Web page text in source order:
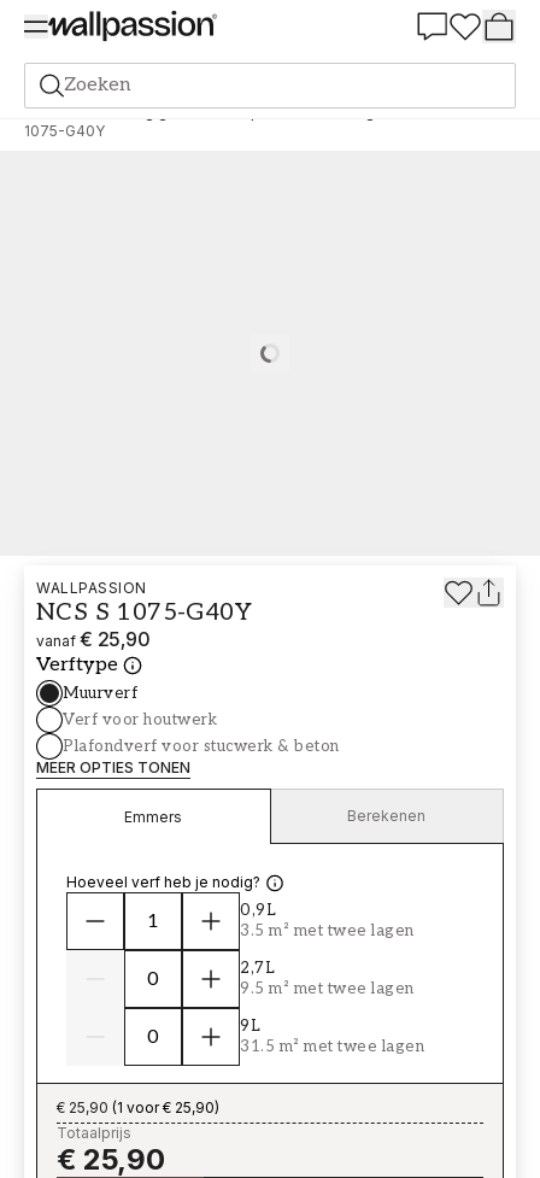
Zoeken
Verf Bestelling gebaseerd op NCS Bestelling door NCS
1075-G40Y
Loading…
WALLPASSION
NCS S 1075-G40Y
vanaf € 25,90
Verftype
Muurverf
Verf voor houtwerk
Plafondverf voor stucwerk & beton
MEER OPTIES TONEN
Emmers Berekenen
Hoeveel verf heb je nodig?
0,9L
3.5 m² met twee lagen
2,7L
9.5 m² met twee lagen
9L
31.5 m² met twee lagen
€ 25,90 (1 voor € 25,90)
Totaalprijs
€ 25,90